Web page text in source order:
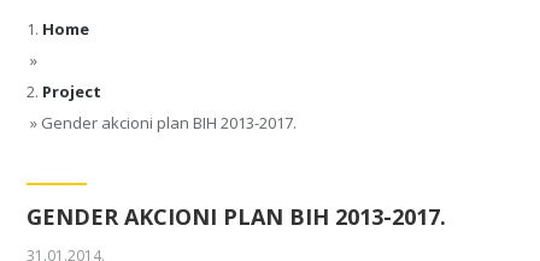
Home
»
Project
» Gender akcioni plan BIH 2013-2017.
GENDER AKCIONI PLAN BIH 2013-2017.
31.01.2014.